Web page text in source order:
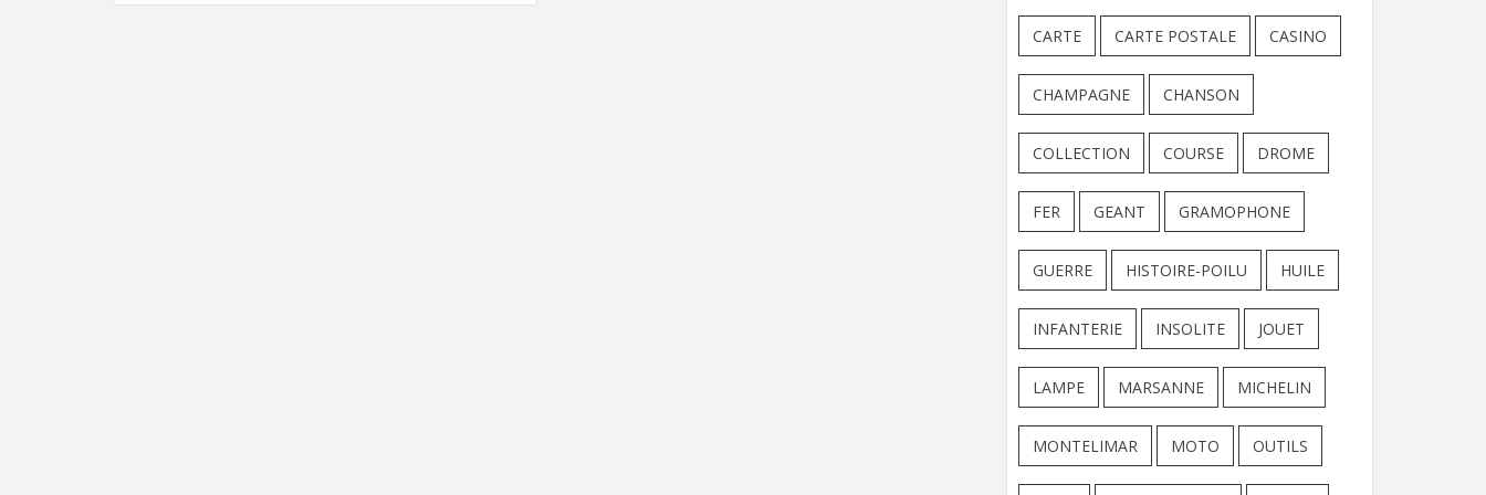
CARTE CARTE POSTALE CASINO
CHAMPAGNE CHANSON
COLLECTION COURSE DROME
FER GEANT GRAMOPHONE
GUERRE HISTOIRE-POILU HUILE
INFANTERIE INSOLITE JOUET
LAMPE MARSANNE MICHELIN
MONTELIMAR MOTO OUTILS